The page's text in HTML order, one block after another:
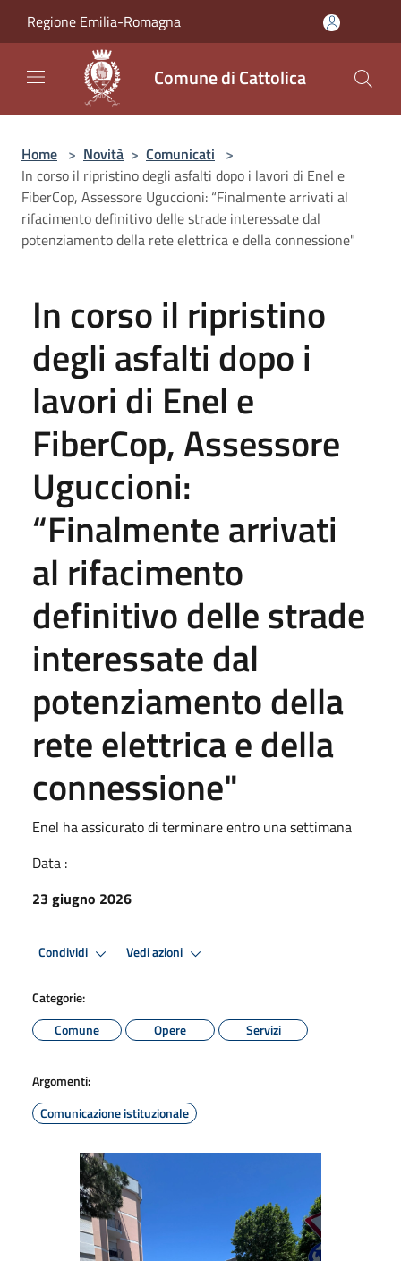
Regione Emilia-Romagna
Comune di Cattolica
Home > Novità > Comunicati >
In corso il ripristino degli asfalti dopo i lavori di Enel e
FiberCop, Assessore Uguccioni: “Finalmente arrivati al
rifacimento definitivo delle strade interessate dal
potenziamento della rete elettrica e della connessione"
In corso il ripristino
degli asfalti dopo i
lavori di Enel e
FiberCop, Assessore
Uguccioni:
“Finalmente arrivati
al rifacimento
definitivo delle strade
interessate dal
potenziamento della
rete elettrica e della
connessione"
Enel ha assicurato di terminare entro una settimana
Data :
23 giugno 2026
Condividi Vedi azioni
Categorie:
Comune
Opere Servizi
Argomenti:
Comunicazione istituzionale